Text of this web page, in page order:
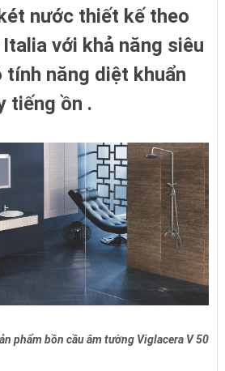
nước thiết kế theo
với khả năng siêu
tính năng diệt khuẩn
tiếng ồn .
phẩm bồn cầu âm tường Viglacera V 50